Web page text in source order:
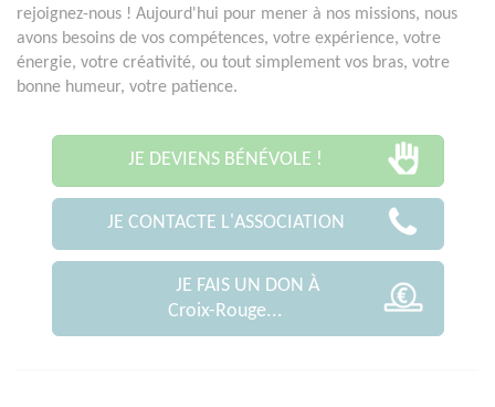
rejoignez-nous ! Aujourd'hui pour mener à nos missions, nous
avons besoins de vos compétences, votre expérience, votre
énergie, votre créativité, ou tout simplement vos bras, votre
bonne humeur, votre patience.
JE DEVIENS BÉNÉVOLE !
JE CONTACTE L'ASSOCIATION
JE FAIS UN DON À
Croix-Rouge...